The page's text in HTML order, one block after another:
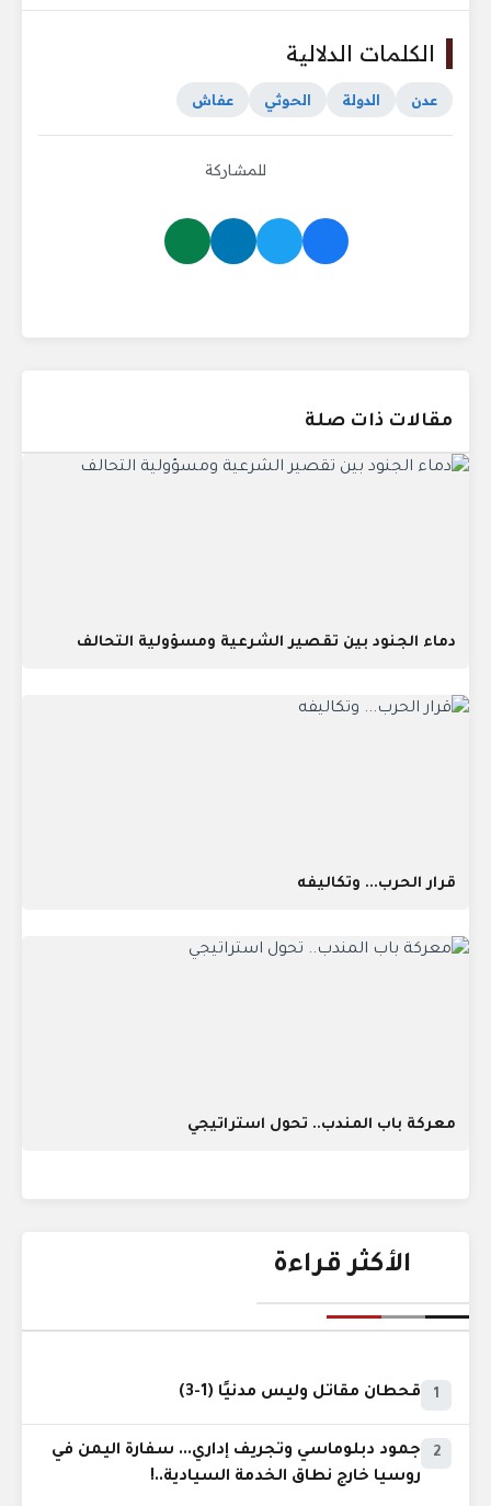
الكلمات الدلالية
عدن الدولة الحوثي عفاش
للمشاركة
مقالات ذات صلة
دماء الجنود بين تقصير الشرعية ومسؤولية التحالف
قرار الحرب... وتكاليفه
معركة باب المندب.. تحول استراتيجي
الأكثر قراءة
1 قحطان مقاتل وليس مدنيًا (1-3)
2
جمود دبلوماسي وتجريف إداري... سفارة اليمن في
روسيا خارج نطاق الخدمة السيادية..!